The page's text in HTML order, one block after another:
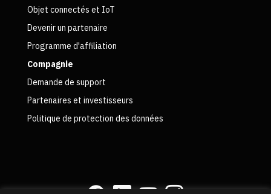
Objet connectés et IoT
Devenir un partenaire
Programme d'affiliation
Compagnie
Demande de support
Partenaires et investisseurs
Politique de protection des données